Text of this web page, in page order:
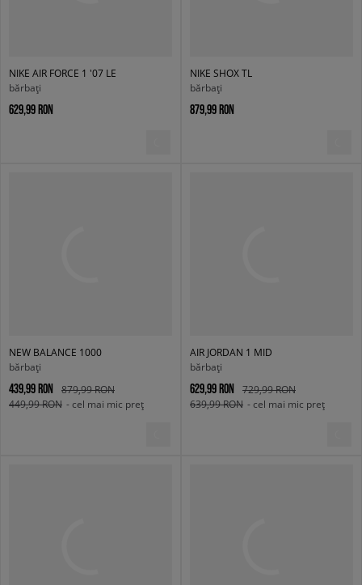
NIKE AIR FORCE 1 '07 LE
bărbați
629,99 RON
NIKE SHOX TL
bărbați
879,99 RON
NEW BALANCE 1000
bărbați
439,99 RON
879,99 RON
449,99 RON - cel mai mic preț
AIR JORDAN 1 MID
bărbați
629,99 RON
729,99 RON
639,99 RON - cel mai mic preț